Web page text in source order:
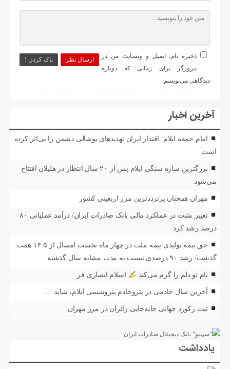
ارسال نظر پاک کردن !
ذخیره نام، ایمیل و وبسایت من در
مرورگر برای زمانی که دوباره
دیدگاهی می‌نویسم.
آخرین اخبار
امام جمعه ایلام: اقتدار ایران تهدیدهای پوشالی دشمن را بی‌اثر کرده
است
بزرگترین سازه سنگی ایلام پس از ۲۰ سال انتظار در هلیلان افتتاح
می‌شود
مهران همچنان پرترددترین مرز اربعینی کشور
تغییر مثبت در عملکرد مالی بانک صادرات ایران/ درآمد عملیاتی ۸۰
درصد رشد کرد
حق بیمه تولیدی بیمه ملت در چهار ماه نخست امسال از ۱۴.۵ همت
گذشت/ رشد ۹۰ درصدی نسبت به مدت مشابه سال گذشته
نام تو دلم را گرم می‌کند اسلام انصاری فر
آخرین سال خادمی در پتروخادم پتروشیمی ایلام، شاید …
ثبت رکورد جهانی جابه‌جایی زائران در مرز مهران
یادداشت